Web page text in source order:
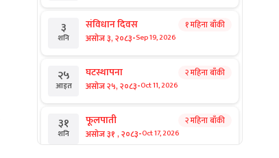
३
शनि
संविधान दिवस
असोज ३, २०८३-Sep 19, 2026
१ महिना बाँकी
२५
आइत
घटस्थापना
असोज २५, २०८३-Oct 11, 2026
२ महिना बाँकी
३१
शनि
फूलपाती
असोज ३१ , २०८३-Oct 17, 2026
२ महिना बाँकी